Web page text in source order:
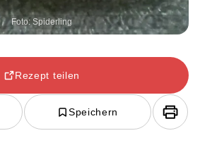
Foto: Spiderling
Rezept teilen
Speichern